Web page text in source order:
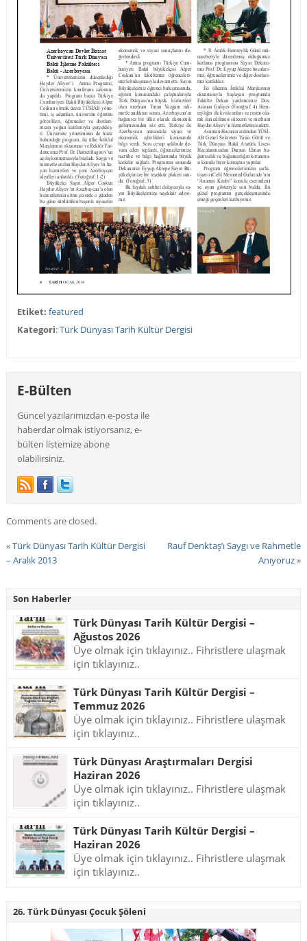
Etiket: featured
Kategori:Türk Dünyası Tarih Kültür Dergisi
E-Bülten
Güncel yazılarımızdan e-posta ile
haberdar olmak istiyorsanız, e-
bülten listemize abone
olabilirsiniz.
Comments are closed.
«Türk Dünyası Tarih Kültür Dergisi
– Aralık 2013
Rauf Denktaş’ı Saygı ve Rahmetle
Anıyoruz»
Son Haberler
Türk Dünyası Tarih Kültür Dergisi –
Ağustos 2026
Üye olmak için tıklayınız.. Fihristlere ulaşmak
için tıklayınız..
Türk Dünyası Tarih Kültür Dergisi –
Temmuz 2026
Üye olmak için tıklayınız.. Fihristlere ulaşmak
için tıklayınız..
Türk Dünyası Araştırmaları Dergisi
Haziran 2026
Üye olmak için tıklayınız.. Fihristlere ulaşmak
için tıklayınız..
Türk Dünyası Tarih Kültür Dergisi –
Haziran 2026
Üye olmak için tıklayınız.. Fihristlere ulaşmak
için tıklayınız..
26. Türk Dünyası Çocuk Şöleni